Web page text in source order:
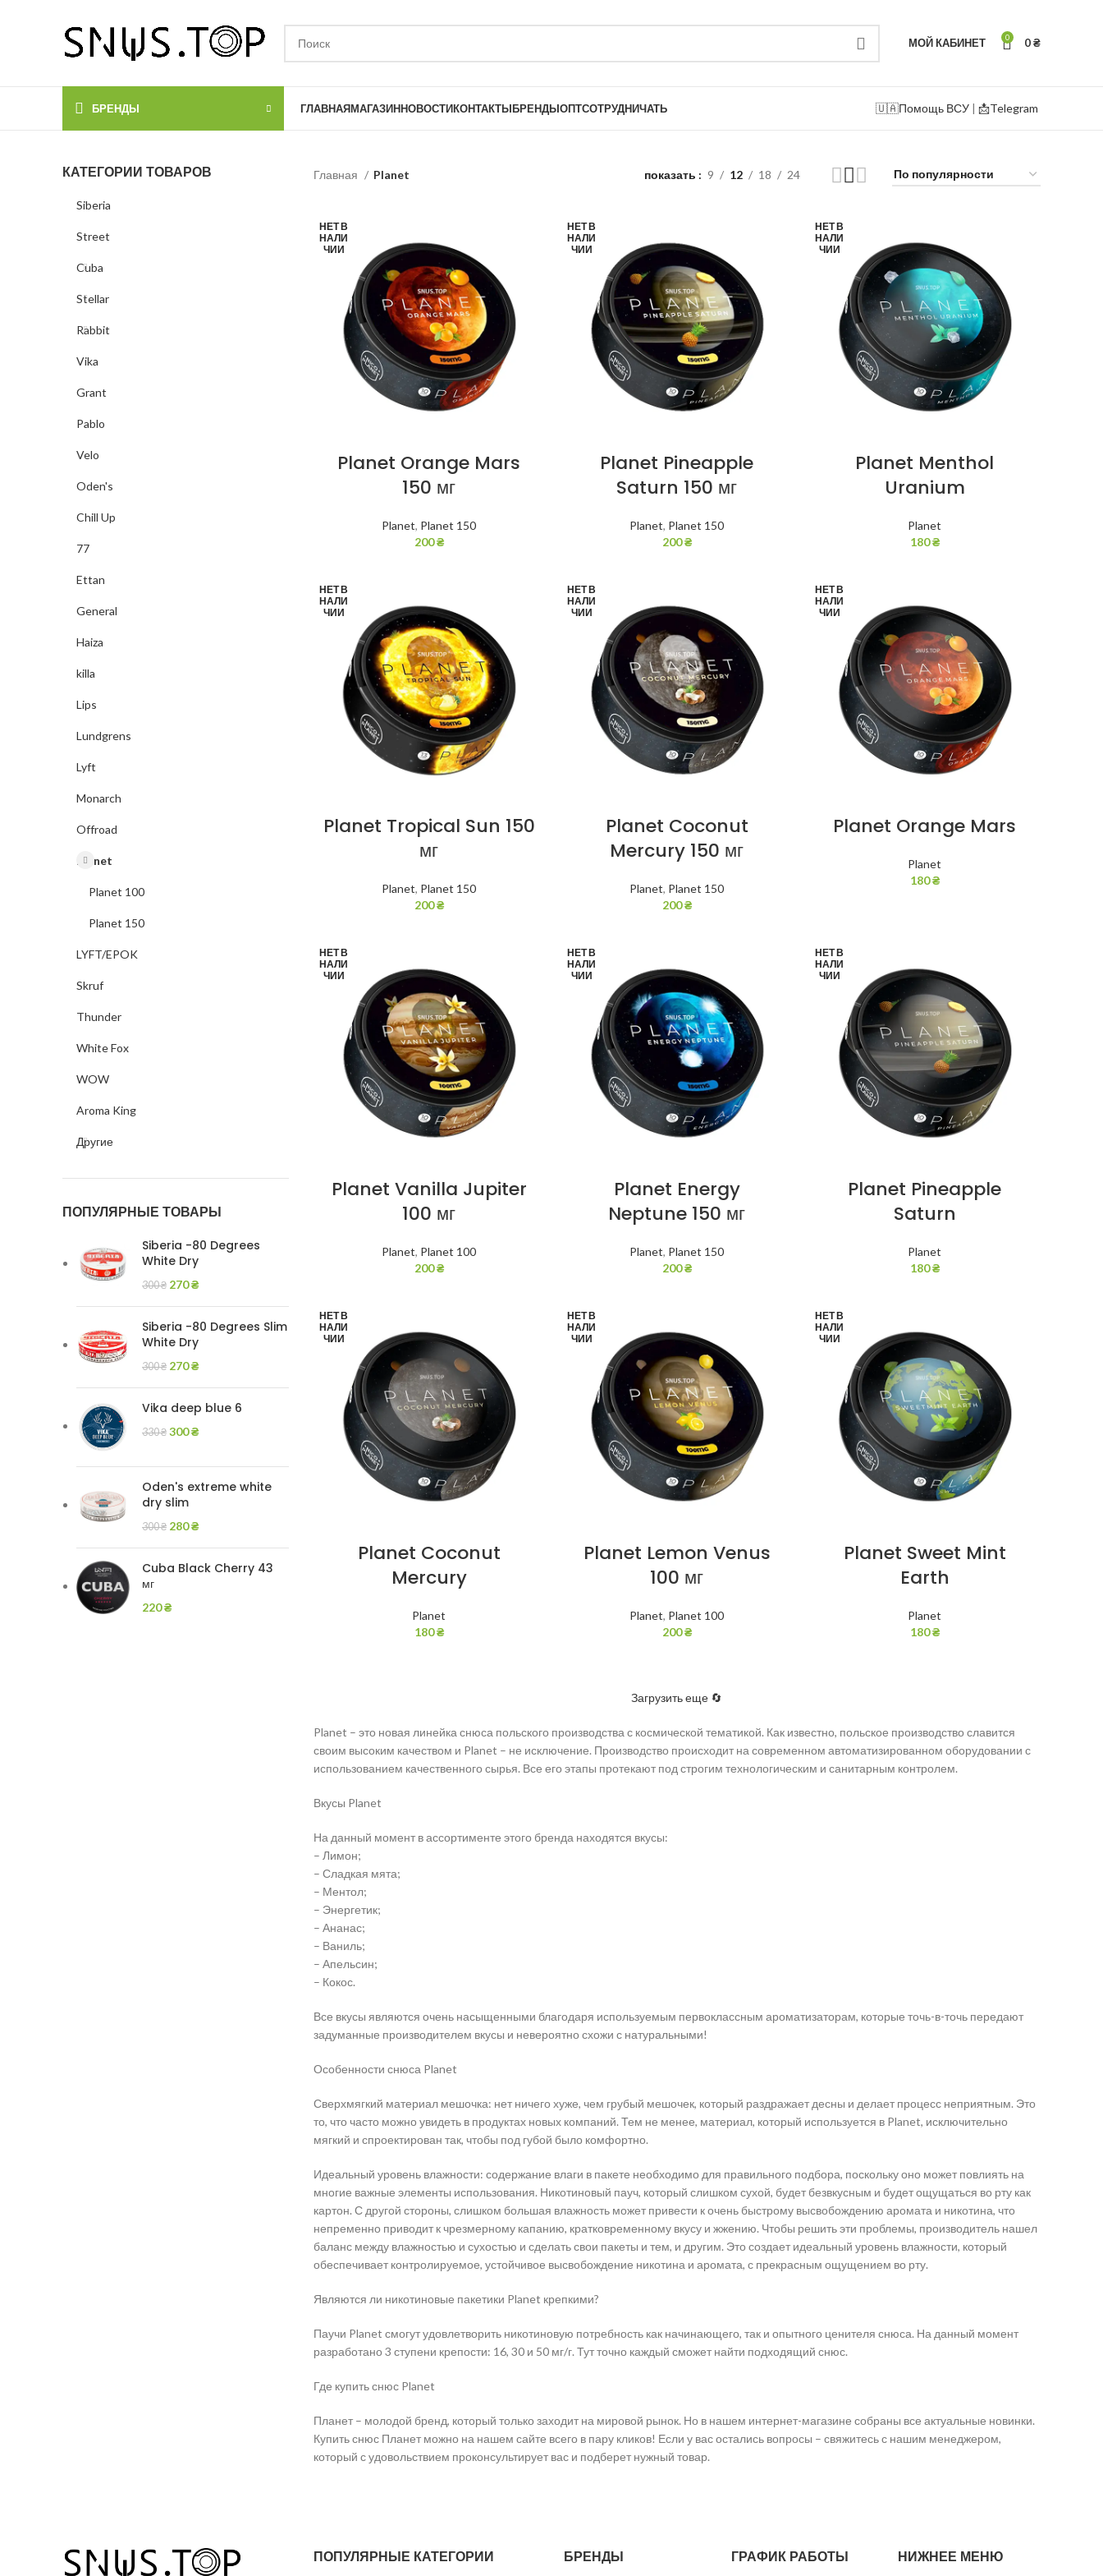
МОЙ КАБИНЕТ 0 0₴
БРЕНДЫ ГЛАВНАЯМАГАЗИННОВОСТИКОНТАКТЫБРЕНДЫОПТСОТРУДНИЧАТЬ 🇺🇦Помощь ВСУ | 📩Telegram
КАТЕГОРИИ ТОВАРОВ
Siberia
Street
Cuba
Stellar
Rabbit
Vika
Grant
Pablo
Velo
Oden's
Chill Up
77
Ettan
General
Haiza
killa
Lips
Lundgrens
Lyft
Monarch
Offroad
Planet
Planet 100
Planet 150
LYFT/EPOK
Skruf
Thunder
White Fox
WOW
Aroma King
Другие
ПОПУЛЯРНЫЕ ТОВАРЫ
Siberia -80 Degrees
White Dry
300₴ 270₴
Siberia -80 Degrees Slim
White Dry
300₴ 270₴
Vika deep blue 6
330₴ 300₴
Oden's extreme white
dry slim
300₴ 280₴
Cuba Black Cherry 43
мг
220₴
Главная Planet показать 9 12 18 24
НЕТ В
НАЛИ
ЧИИ
Planet Orange Mars
150 мг
Planet, Planet 150
200₴
НЕТ В
НАЛИ
ЧИИ
Planet Pineapple
Saturn 150 мг
Planet, Planet 150
200₴
НЕТ В
НАЛИ
ЧИИ
Planet Menthol
Uranium
Planet
180₴
НЕТ В
НАЛИ
ЧИИ
Planet Tropical Sun 150
мг
Planet, Planet 150
200₴
НЕТ В
НАЛИ
ЧИИ
Planet Coconut
Mercury 150 мг
Planet, Planet 150
200₴
НЕТ В
НАЛИ
ЧИИ
Planet Orange Mars
Planet
180₴
НЕТ В
НАЛИ
ЧИИ
Planet Vanilla Jupiter
100 мг
Planet, Planet 100
200₴
НЕТ В
НАЛИ
ЧИИ
Planet Energy
Neptune 150 мг
Planet, Planet 150
200₴
НЕТ В
НАЛИ
ЧИИ
Planet Pineapple
Saturn
Planet
180₴
НЕТ В
НАЛИ
ЧИИ
Planet Coconut
Mercury
Planet
180₴
НЕТ В
НАЛИ
ЧИИ
Planet Lemon Venus
100 мг
Planet, Planet 100
200₴
НЕТ В
НАЛИ
ЧИИ
Planet Sweet Mint
Earth
Planet
180₴
Загрузить еще 🔄
Planet – это новая линейка снюса польского производства с космической тематикой. Как известно, польское производство славится
своим высоким качеством и Planet – не исключение. Производство происходит на современном автоматизированном оборудовании с
использованием качественного сырья. Все его этапы протекают под строгим технологическим и санитарным контролем.
Вкусы Planet
На данный момент в ассортименте этого бренда находятся вкусы:
– Лимон;
– Сладкая мята;
– Ментол;
– Энергетик;
– Ананас;
– Ваниль;
– Апельсин;
– Кокос.
Все вкусы являются очень насыщенными благодаря используемым первоклассным ароматизаторам, которые точь-в-точь передают
задуманные производителем вкусы и невероятно схожи с натуральными!
Особенности снюса Planet
Сверхмягкий материал мешочка: нет ничего хуже, чем грубый мешочек, который раздражает десны и делает процесс неприятным. Это
то, что часто можно увидеть в продуктах новых компаний. Тем не менее, материал, который используется в Planet, исключительно
мягкий и спроектирован так, чтобы под губой было комфортно.
Идеальный уровень влажности: содержание влаги в пакете необходимо для правильного подбора, поскольку оно может повлиять на
многие важные элементы использования. Никотиновый пауч, который слишком сухой, будет безвкусным и будет ощущаться во рту как
картон. С другой стороны, слишком большая влажность может привести к очень быстрому высвобождению аромата и никотина, что
непременно приводит к чрезмерному капанию, кратковременному вкусу и жжению. Чтобы решить эти проблемы, производитель нашел
баланс между влажностью и сухостью и сделать свои пакеты и тем, и другим. Это создает идеальный уровень влажности, который
обеспечивает контролируемое, устойчивое высвобождение никотина и аромата, с прекрасным ощущением во рту.
Являются ли никотиновые пакетики Planet крепкими?
Паучи Planet смогут удовлетворить никотиновую потребность как начинающего, так и опытного ценителя снюса. На данный момент
разработано 3 ступени крепости: 16, 30 и 50 мг/г. Тут точно каждый сможет найти подходящий снюс.
Где купить снюс Planet
Планет – молодой бренд, который только заходит на мировой рынок. Но в нашем интернет-магазине собраны все актуальные новинки.
Купить снюс Планет можно на нашем сайте всего в пару кликов! Если у вас остались вопросы – свяжитесь с нашим менеджером,
который с удовольствием проконсультирует вас и подберет нужный товар.
ПОПУЛЯРНЫЕ КАТЕГОРИИ БРЕНДЫ ГРАФИК РАБОТЫ НИЖНЕЕ МЕНЮ